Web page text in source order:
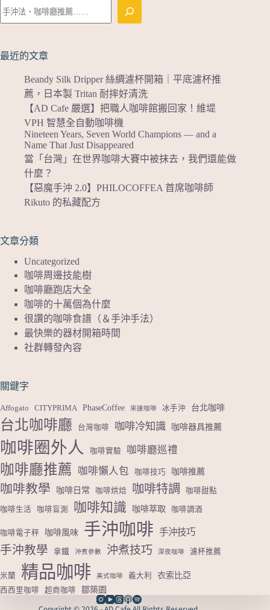
最近的文章
Beandy Silk Dripper 絲綢濾杯開箱｜平底濾杯推
薦，日本製 Tritan 耐摔好清洗
【AD Cafe 嚴選】把職人咖啡館搬回家！維堤
VPH 智慧全自動咖啡機
Nineteen Years, Seven World Champions — and a
Name That Just Disappeared
當「台灣」在世界咖啡大賽中被抹去，我們還能做
什麼？
【惡魔手沖 2.0】PHILOCOFFEA 首席咖啡師
Rikuto 的私藏配方
文章分類
Uncategorized
咖啡周邊技能樹
咖啡廳跑店大全
咖啡的十萬個為什麼
很讚的咖啡食譜（＆手沖手法）
最快樂的器材開箱時間
社群轉發內容
關鍵字
Affogato CITYPRIMA PhaseCoffee 來速咖啡 冰手沖 台北咖啡
台北咖啡廳 台灣咖啡 咖啡冷知識 咖啡器具推薦
咖啡圈外人 咖啡實驗 咖啡廳巡禮
咖啡廳推薦 咖啡懶人包 咖啡技巧 咖啡推薦
咖啡教學 咖啡日常 咖啡烘焙 咖啡特調 咖啡甜點
咖啡生活 咖啡盲測 咖啡知識 咖啡萃取 咖啡調酒
咖啡電子秤 咖啡風味 手沖咖啡 手沖技巧
手沖教學 拿鐵 沖煮參數 沖煮技巧 深夜咖啡 濾杯推薦
米蘭 精品咖啡 美式咖啡 義大利 衣索比亞
西西里咖啡 超商咖啡 鄒築園